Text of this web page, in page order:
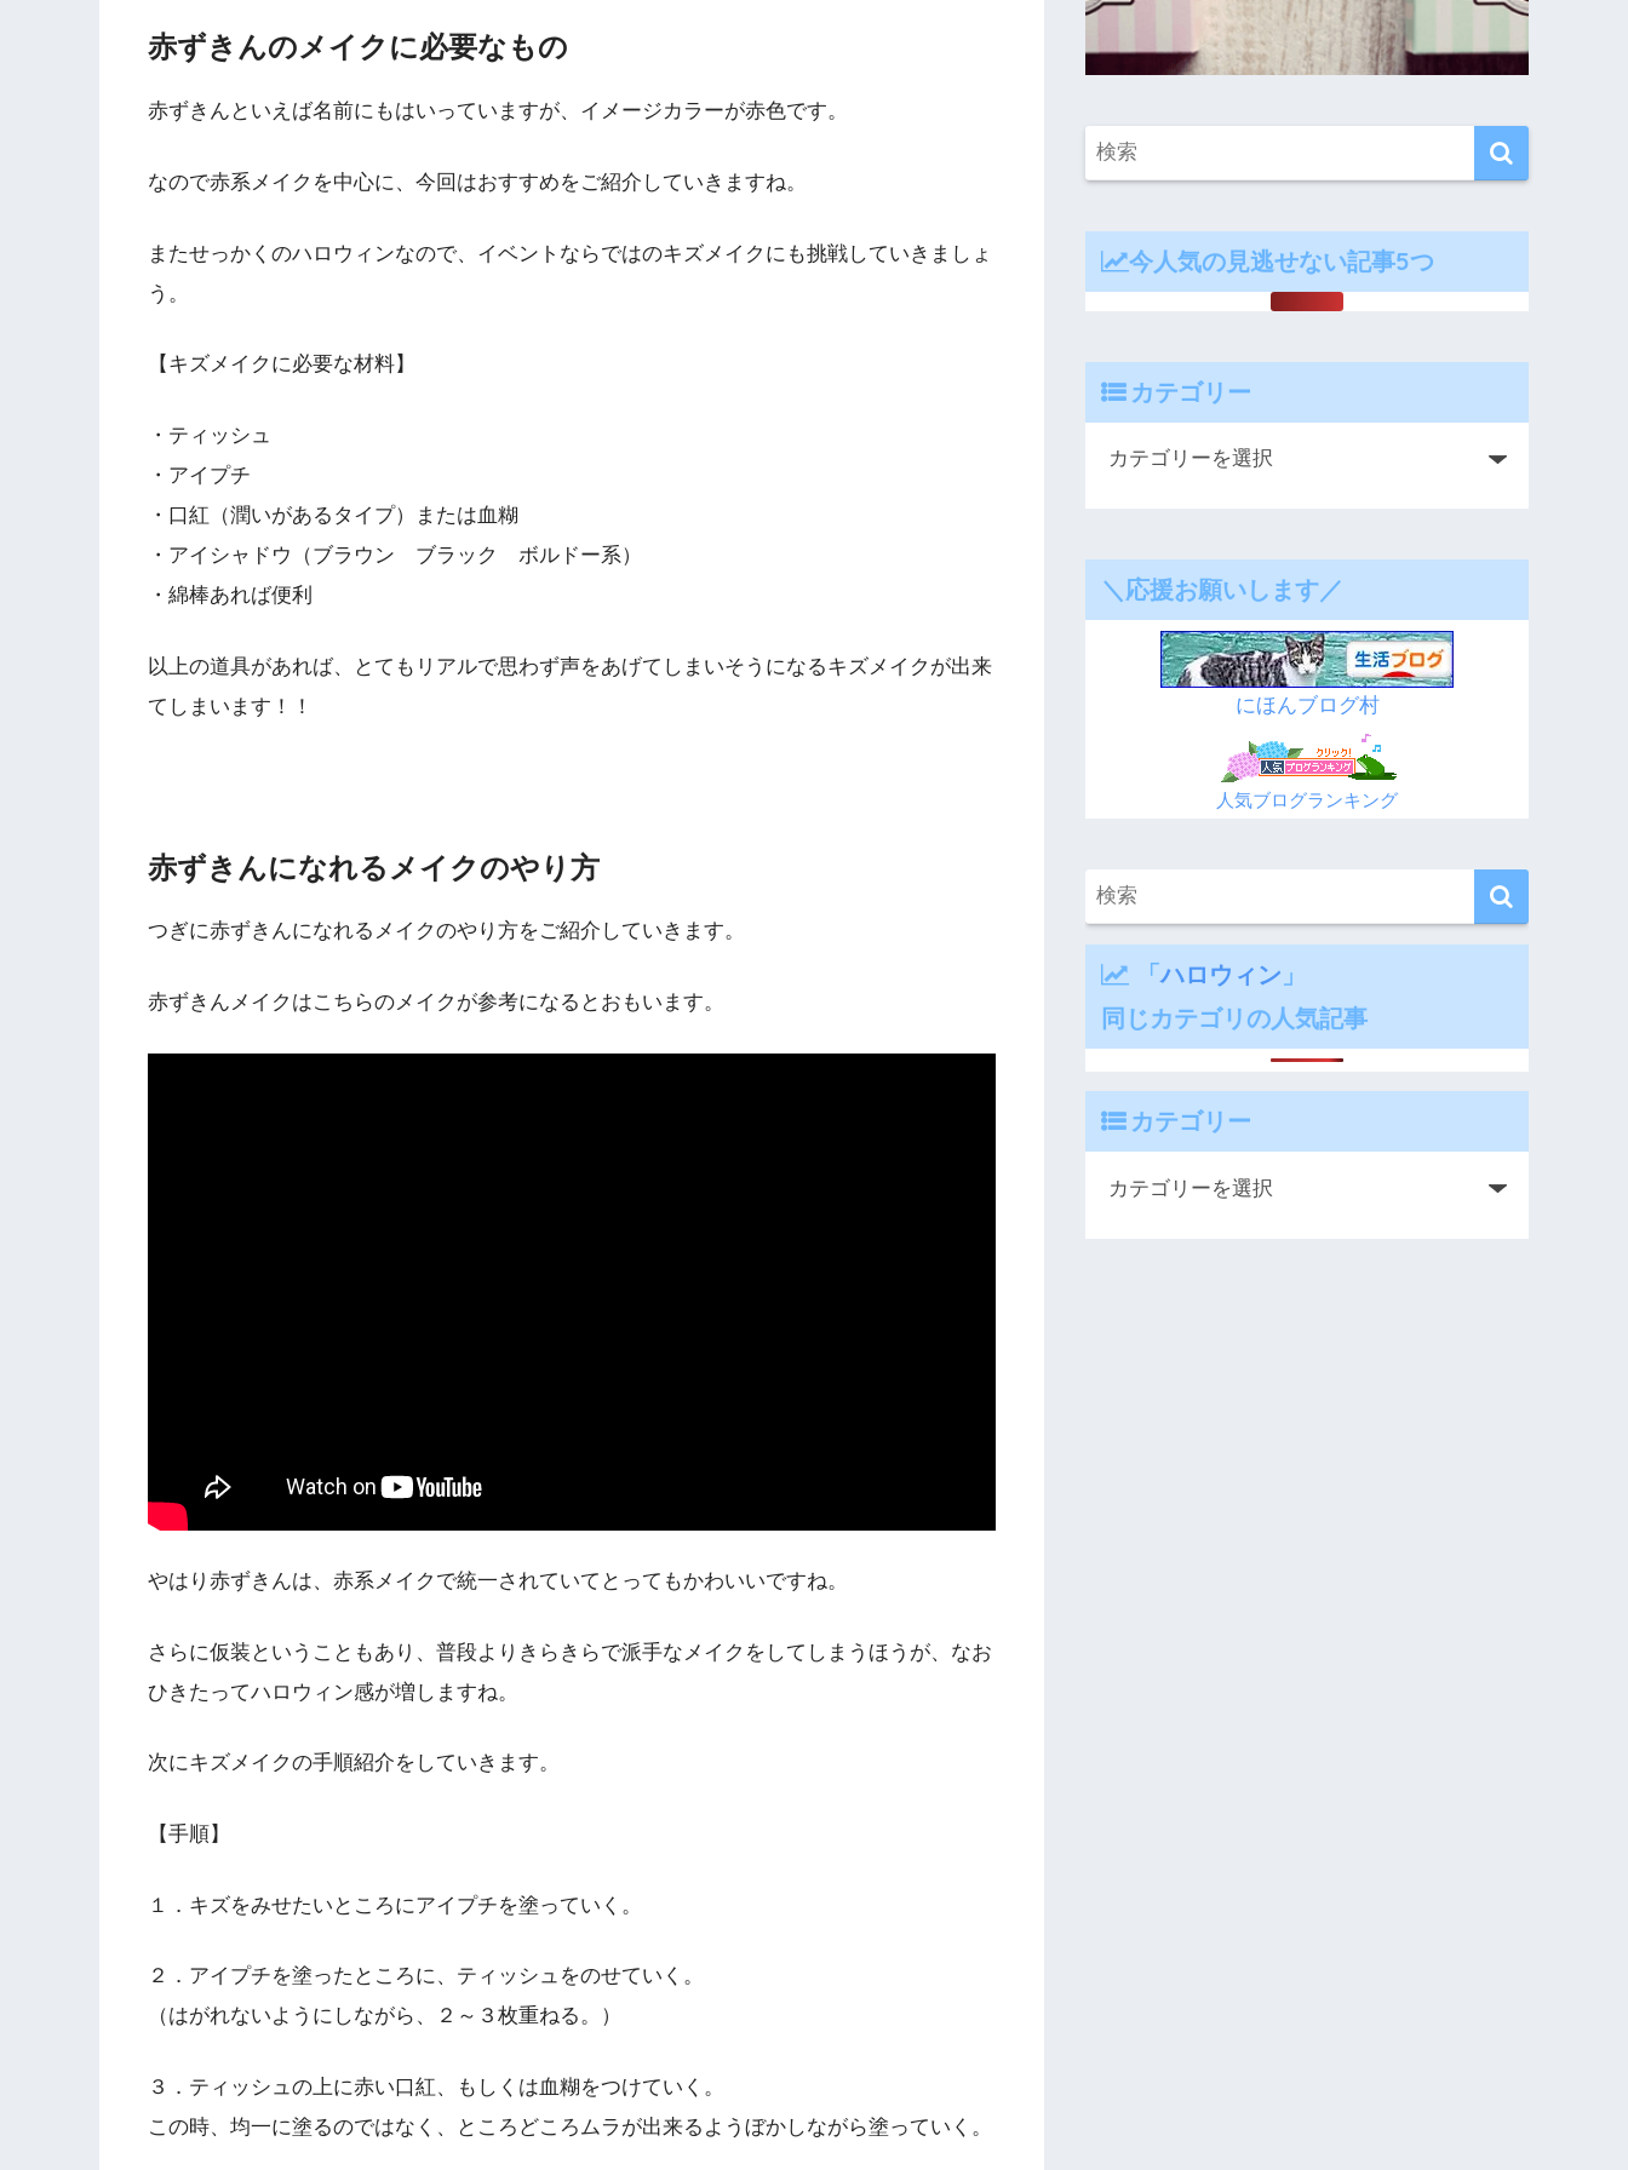
赤ずきんのメイクに必要なもの
赤ずきんといえば名前にもはいっていますが、イメージカラーが赤色です。
なので赤系メイクを中心に、今回はおすすめをご紹介していきますね。
またせっかくのハロウィンなので、イベントならではのキズメイクにも挑戦していきましょ
う。
【キズメイクに必要な材料】
・ティッシュ
・アイプチ
・口紅（潤いがあるタイプ）または血糊
・アイシャドウ（ブラウン ブラック ボルドー系）
・綿棒あれば便利
以上の道具があれば、とてもリアルで思わず声をあげてしまいそうになるキズメイクが出来
てしまいます！！
赤ずきんになれるメイクのやり方
つぎに赤ずきんになれるメイクのやり方をご紹介していきます。
赤ずきんメイクはこちらのメイクが参考になるとおもいます。
やはり赤ずきんは、赤系メイクで統一されていてとってもかわいいですね。
さらに仮装ということもあり、普段よりきらきらで派手なメイクをしてしまうほうが、なお
ひきたってハロウィン感が増しますね。
次にキズメイクの手順紹介をしていきます。
【手順】
１．キズをみせたいところにアイプチを塗っていく。
２．アイプチを塗ったところに、ティッシュをのせていく。
（はがれないようにしながら、２～３枚重ねる。）
３．ティッシュの上に赤い口紅、もしくは血糊をつけていく。
この時、均一に塗るのではなく、ところどころムラが出来るようぼかしながら塗っていく。
今人気の見逃せない記事5つ
カテゴリー
＼応援お願いします／
にほんブログ村
人気ブログランキング
「ハロウィン 」
同じカテゴリの人気記事
カテゴリー